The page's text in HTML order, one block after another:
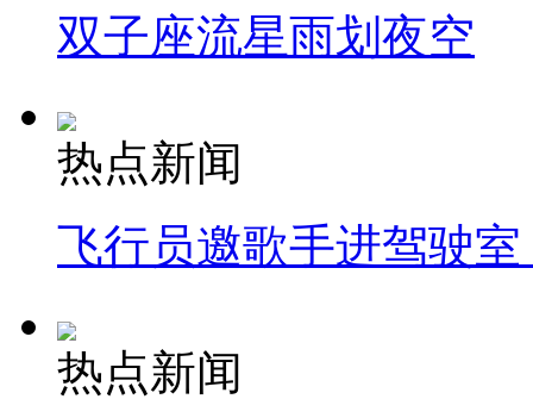
双子座流星雨划夜空
热点新闻
飞行员邀歌手进驾驶
热点新闻